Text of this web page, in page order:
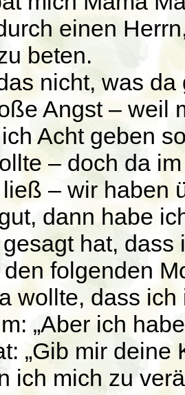
einen
beten.
nicht, was
Angst – weil
Acht geben
– doch da
– wir haben
dann habe
hat,
folgenden
wollte, dass
„Aber ich
„Gib mir deine
ich mich zu